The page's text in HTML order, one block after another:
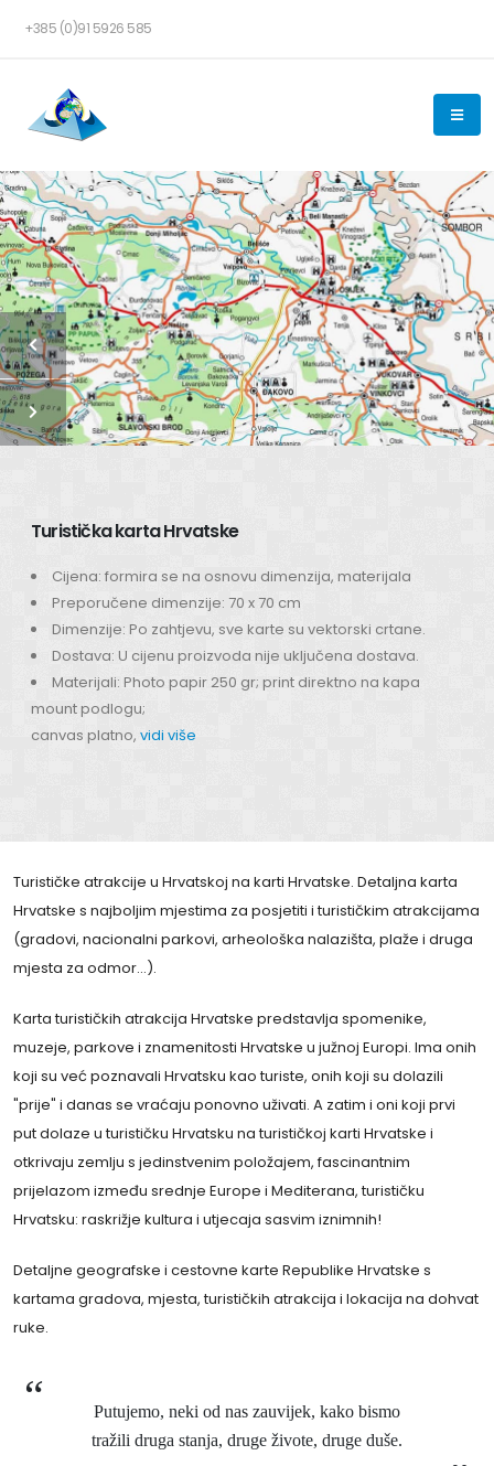
+385 (0)91 5926 585
Turistička karta Hrvatske
Cijena: formira se na osnovu dimenzija, materijala
Preporučene dimenzije: 70 x 70 cm
Dimenzije: Po zahtjevu, sve karte su vektorski crtane.
Dostava: U cijenu proizvoda nije uključena dostava.
Materijali: Photo papir 250 gr; print direktno na kapa
mount podlogu;
canvas platno, vidi više
Turističke atrakcije u Hrvatskoj na karti Hrvatske. Detaljna karta
Hrvatske s najboljim mjestima za posjetiti i turističkim atrakcijama
(gradovi, nacionalni parkovi, arheološka nalazišta, plaže i druga
mjesta za odmor…).
Karta turističkih atrakcija Hrvatske predstavlja spomenike,
muzeje, parkove i znamenitosti Hrvatske u južnoj Europi. Ima onih
koji su već poznavali Hrvatsku kao turiste, onih koji su dolazili
"prije" i danas se vraćaju ponovno uživati. A zatim i oni koji prvi
put dolaze u turističku Hrvatsku na turističkoj karti Hrvatske i
otkrivaju zemlju s jedinstvenim položajem, fascinantnim
prijelazom između srednje Europe i Mediterana, turističku
Hrvatsku: raskrižje kultura i utjecaja sasvim iznimnih!
Detaljne geografske i cestovne karte Republike Hrvatske s
kartama gradova, mjesta, turističkih atrakcija i lokacija na dohvat
ruke.
Putujemo, neki od nas zauvijek, kako bismo
tražili druga stanja, druge živote, druge duše.